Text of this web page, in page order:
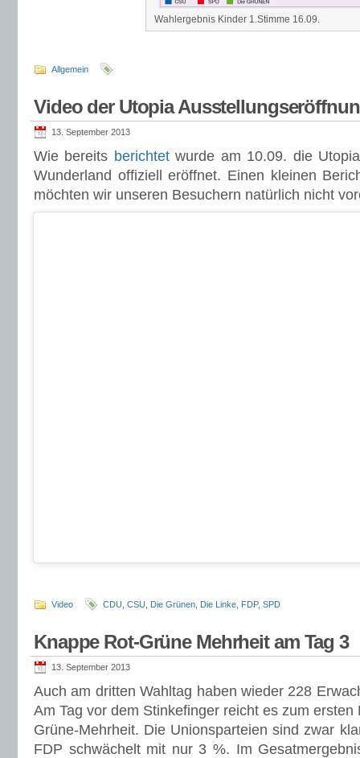
Wahlergebnis Kinder 1.Stimme 16.09.
Allgemein
Video der Utopia
13. September 2013
Wie bereits berichtetwurde am 10.09. die
Wunderland offiziell eröffnet. Einen kleinen
möchten wir unseren Besuchern natürlich nicht
Video CDU CSU Die Grünen Die Linke FDP, SPD
Knappe Rot-Grüne Mehrheit am Tag 3
13. September 2013
Auch am dritten Wahltag haben wieder 228
Am Tag vor dem Stinkefinger reicht es zum
Grüne-Mehrheit. Die Unionsparteien sind zwar
FDP schwächelt mit nur 3 %. Im